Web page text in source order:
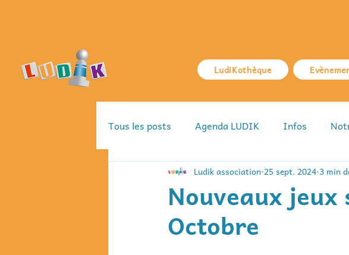
LudiKothèque
Tous les posts Agenda LUDIK Infos
Nouveaux jeux
Octobre
Ludik association 25 sept. 2024 3 min